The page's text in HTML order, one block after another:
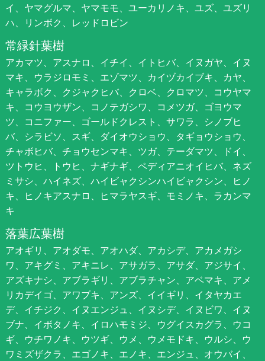
イ、ヤマグルマ、ヤマモモ、ユーカリノキ、ユズ、ユズリ
ハ、リンボク、レッドロビン
常緑針葉樹
アカマツ、アスナロ、イチイ、イトヒバ、イヌガヤ、イヌ
マキ、ウラジロモミ、エゾマツ、カイヅカイブキ、カヤ、
キャラボク、クジャクヒバ、クロベ、クロマツ、コウヤマ
キ、コウヨウザン、コノテガシワ、コメツガ、ゴヨウマ
ツ、コニファー、ゴールドクレスト、サワラ、シノブヒ
バ、シラビソ、スギ、ダイオウショウ、タギョウショウ、
チャボヒバ、チョウセンマキ、ツガ、テーダマツ、ドイ、
ツトウヒ、トウヒ、ナギナギ、ペディアニオイヒバ、ネズ
ミサシ、ハイネズ、ハイビャクシンハイビャクシン、ヒノ
キ、ヒノキアスナロ、ヒマラヤスギ、モミノキ、ラカンマ
キ
落葉広葉樹
アオギリ、アオダモ、アオハダ、アカシデ、アカメガシ
ワ、アキグミ、アキニレ、アサガラ、アサダ、アジサイ、
アズキナシ、アブラギリ、アブラチャン、アベマキ、アメ
リカデイゴ、アワブキ、アンズ、イイギリ、イタヤカエ
デ、イチジク、イヌエンジュ、イヌシデ、イヌビワ、イヌ
ブナ、イボタノキ、イロハモミジ、ウグイスカグラ、ウコ
ギ、ウチワノキ、ウツギ、ウメ、ウメモドキ、ウルシ、ウ
ワミズザクラ、エゴノキ、エノキ、エンジュ、オウバイ、